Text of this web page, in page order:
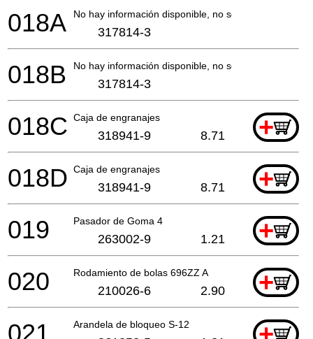
No hay información disponible, no se puede pedir
018A 317814-3
No hay información disponible, no se puede pedir
018B 317814-3
Caja de engranajes +
018C 318941-9 8.71
Caja de engranajes +
018D 318941-9 8.71
Pasador de Goma 4 +
019 263002-9 1.21
Rodamiento de bolas 696ZZ A +
020 210026-6 2.90
Arandela de bloqueo S-12
021